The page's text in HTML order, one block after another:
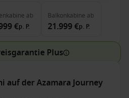
ab
€p. P.
Balkonkabine ab
21.999 €p. P.
Plus
auf der Azamara Journey